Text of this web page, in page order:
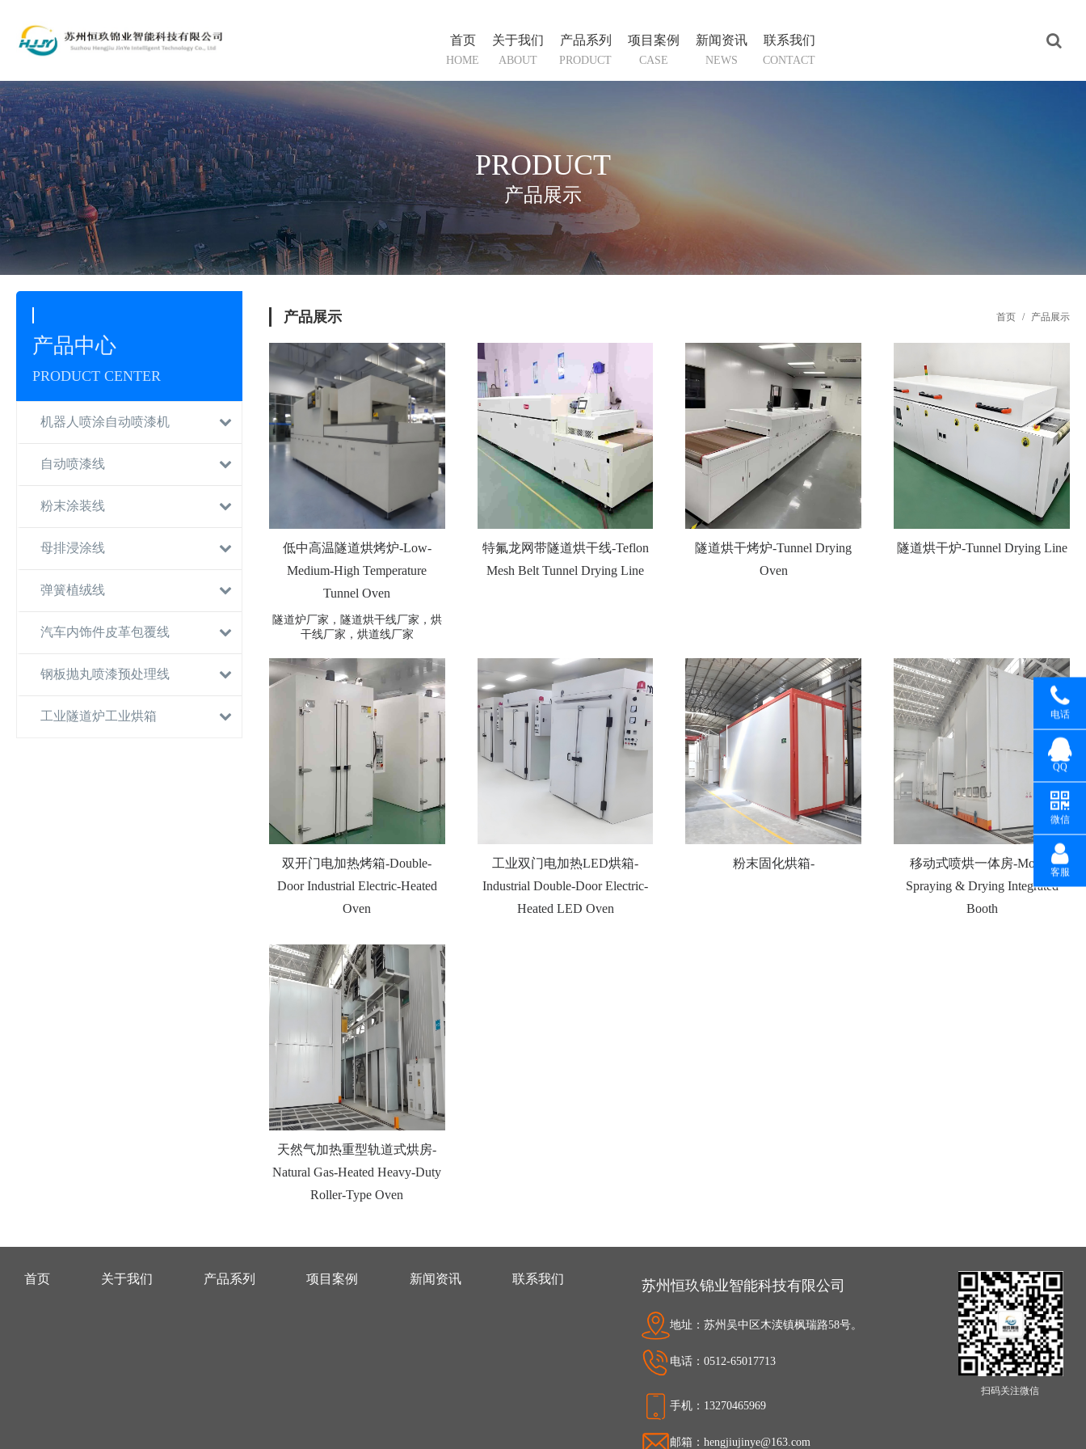
首页
HOME
关于我们
ABOUT
产品系列
PRODUCT
项目案例
CASE
新闻资讯
NEWS
联系我们
CONTACT
PRODUCT
产品展示
产品中心
PRODUCT CENTER
机器人喷涂自动喷漆机
自动喷漆线
粉末涂装线
母排浸涂线
弹簧植绒线
汽车内饰件皮革包覆线
钢板抛丸喷漆预处理线
工业隧道炉工业烘箱
产品展示 首页 / 产品展示
低中高温隧道烘烤炉-Low-
Medium-High Temperature
Tunnel Oven
隧道炉厂家，隧道烘干线厂家，烘
干线厂家，烘道线厂家
特氟龙网带隧道烘干线-Teflon
Mesh Belt Tunnel Drying Line
隧道烘干烤炉-Tunnel Drying
Oven
隧道烘干炉-Tunnel Drying Line
双开门电加热烤箱-Double-
Door Industrial Electric-Heated
Oven
工业双门电加热LED烘箱-
Industrial Double-Door Electric-
Heated LED Oven
粉末固化烘箱-
移动式喷烘一体房-Mobile
Spraying & Drying Integrated
Booth
天然气加热重型轨道式烘房-
Natural Gas-Heated Heavy-Duty
Roller-Type Oven
首页 关于我们 产品系列 项目案例 新闻资讯 联系我们 苏州恒玖锦业智能科技有限公司
地址：苏州吴中区木渎镇枫瑞路58号。
电话：0512-65017713
手机：13270465969
邮箱：hengjiujinye@163.com
扫码关注微信
电话
QQ
微信
客服